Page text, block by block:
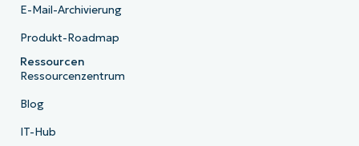
E-Mail-Archivierung
Produkt-Roadmap
Ressourcen
Ressourcenzentrum
Blog
IT-Hub